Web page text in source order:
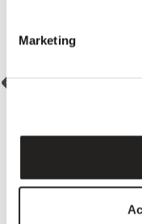
Marketing
Nature's Pride
ridurre le emissioni
con ClimatePartner
nostra impronta,
capire dove
ClimatePartner ci
nei nostri processi.